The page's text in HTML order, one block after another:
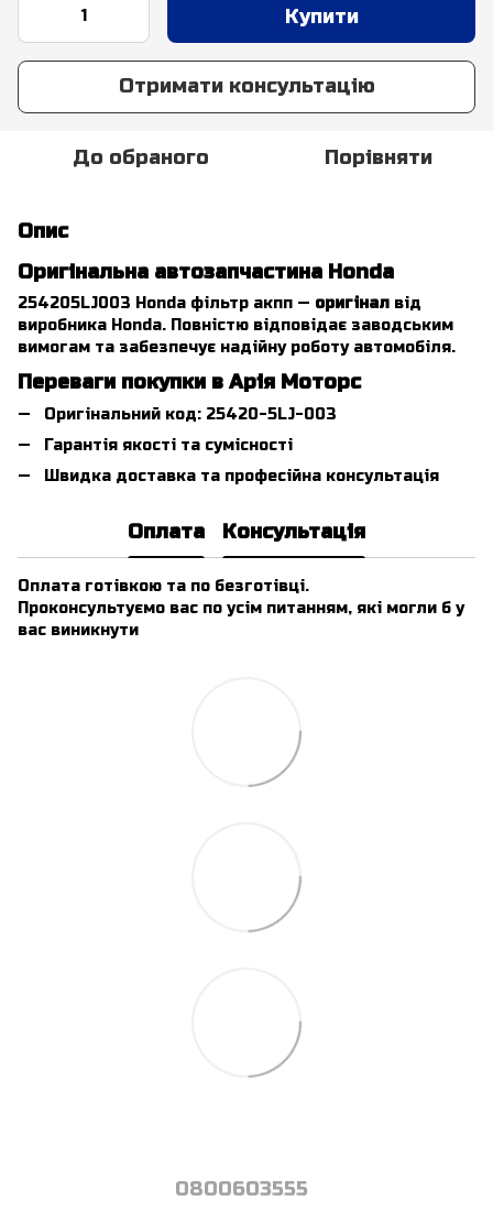
Купити
Отримати консультацію
До обраного Порівняти
Опис
Оригінальна автозапчастина Honda
254205LJ003 Honda фільтр акпп — оригінал від
виробника Honda. Повністю відповідає заводським
вимогам та забезпечує надійну роботу автомобіля.
Переваги покупки в Арія Моторс
Оригінальний код: 25420-5LJ-003
Гарантія якості та сумісності
Швидка доставка та професійна консультація
Оплата Консультація
Оплата готівкою та по безготівці.
Проконсультуємо вас по усім питанням, які могли б у
вас виникнути
0800603555